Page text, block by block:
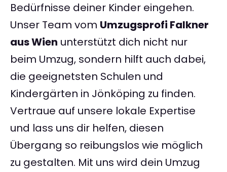
Bedürfnisse deiner Kinder eingehen.
Unser Team vom Umzugsprofi Falkner
aus Wien unterstützt dich nicht nur
beim Umzug, sondern hilft auch dabei,
die geeignetsten Schulen und
Kindergärten in Jönköping zu finden.
Vertraue auf unsere lokale Expertise
und lass uns dir helfen, diesen
Übergang so reibungslos wie möglich
zu gestalten. Mit uns wird dein Umzug